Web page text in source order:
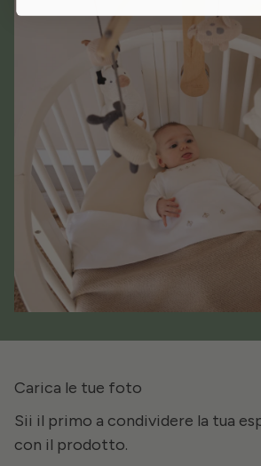
Carica le tue foto
Sii il primo a condividere la tua
con il prodotto.